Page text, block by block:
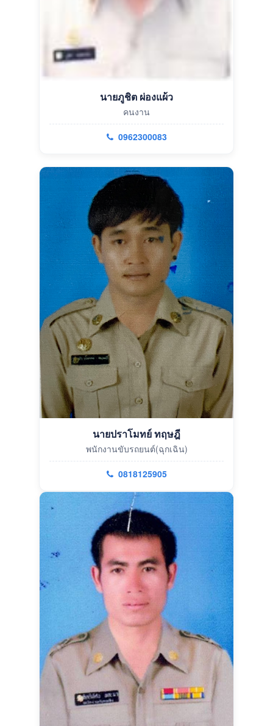
นายภูชิต ผ่องแผ้ว
คนงาน
0962300083
นายปราโมทย์ ทฤษฎี
พนักงานขับรถยนต์(ฉุกเฉิน)
0818125905